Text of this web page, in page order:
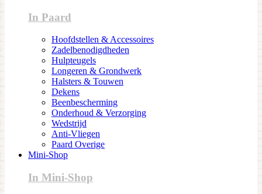
In Paard
Hoofdstellen & Accessoires
Zadelbenodigdheden
Hulpteugels
Longeren & Grondwerk
Halsters & Touwen
Dekens
Beenbescherming
Onderhoud & Verzorging
Wedstrijd
Anti-Vliegen
Paard Overige
Mini-Shop
In Mini-Shop